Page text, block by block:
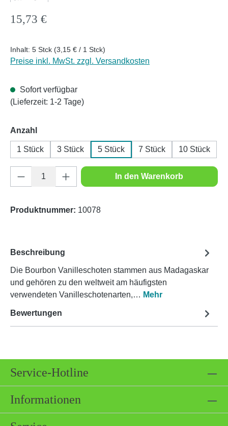
Regulärer Preis:
15,73 €
Inhalt: 5 Stck (3,15 € / 1 Stck)
Preise inkl. MwSt. zzgl. Versandkosten
Sofort verfügbar
(Lieferzeit: 1-2 Tage)
Anzahl auswählen
1 Stück 3 Stück 5 Stück 7 Stück 10 Stück
Produkt Anzahl: Gib den gewünschten
In den Warenkorb
Produktnummer: 10078
Beschreibung
Die Bourbon Vanilleschoten stammen aus Madagaskar
und gehören zu den weltweit am häufigsten
verwendeten Vanilleschotenarten,… Mehr
Bewertungen
Service-Hotline
Informationen